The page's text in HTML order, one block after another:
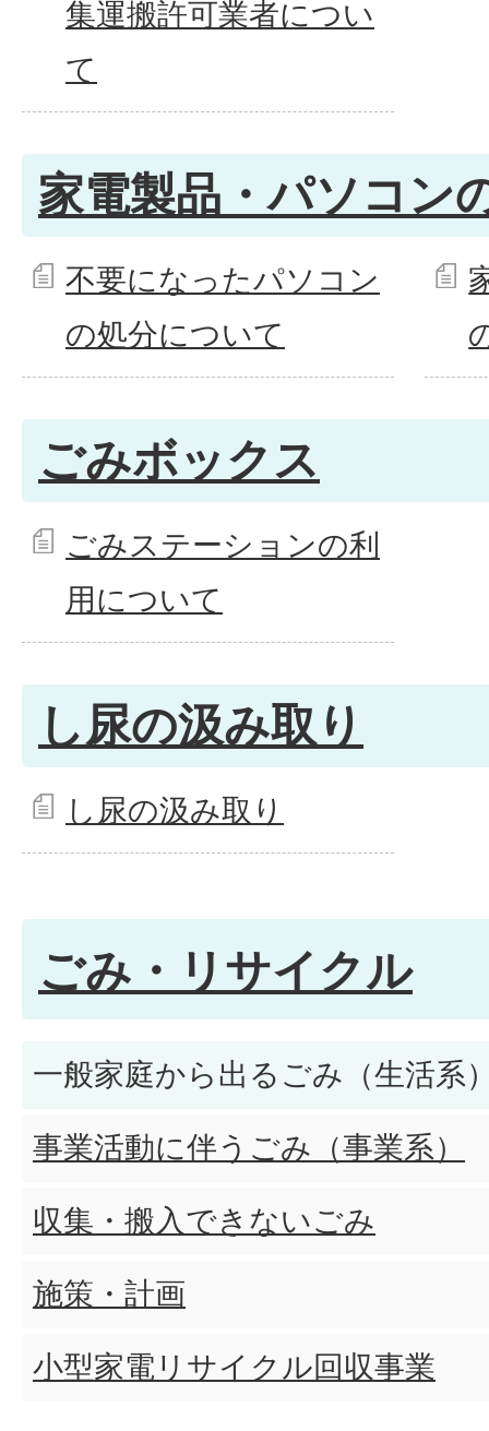
集運搬許可業者につい
て
家電製品・パソコン
不要になったパソコン
の処分について
ごみボックス
ごみステーションの利
用について
し尿の汲み取り
し尿の汲み取り
ごみ・リサイクル
一般家庭から出るごみ（生活系
事業活動に伴うごみ（事業系）
収集・搬入できないごみ
施策・計画
小型家電リサイクル回収事業